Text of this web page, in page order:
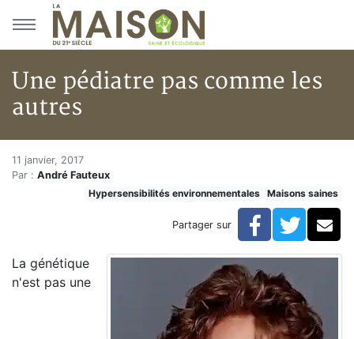
Aller au menu principal
Aller au contenu principal
Une pédiatre pas comme les
autres
Accueil
Articles
Maisons saines
Hypersensibilités environnementales
Une pédiatre pas comme les autres
Une pédiatre pas comme les
11 janvier, 2017
Par : André Fauteux
Hypersensibilités environnementales
Maisons saines
Partager sur Facebook
La génétique
n'est pas une